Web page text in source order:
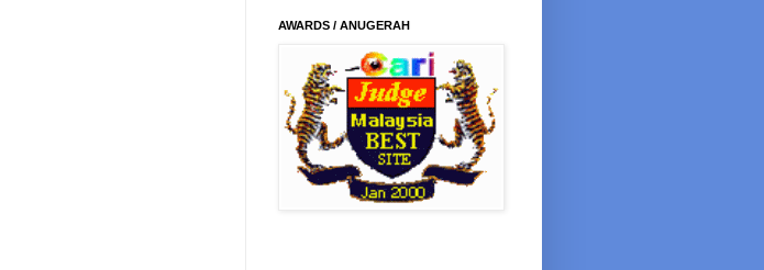
AWARDS / ANUGERAH